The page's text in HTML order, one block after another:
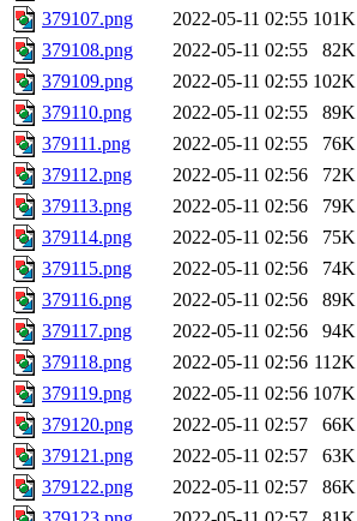
379107.png
2022-05-11 02:55 101K
379108.png
2022-05-11 02:55
82K
379109.png
2022-05-11 02:55 102K
379110.png
2022-05-11 02:55
89K
379111.png
2022-05-11 02:55
76K
379112.png
2022-05-11 02:56
72K
379113.png
2022-05-11 02:56
79K
379114.png
2022-05-11 02:56
75K
379115.png
2022-05-11 02:56
74K
379116.png
2022-05-11 02:56
89K
379117.png
2022-05-11 02:56
94K
379118.png
2022-05-11 02:56 112K
379119.png
2022-05-11 02:56 107K
379120.png
2022-05-11 02:57
66K
379121.png
2022-05-11 02:57
63K
379122.png
2022-05-11 02:57
86K